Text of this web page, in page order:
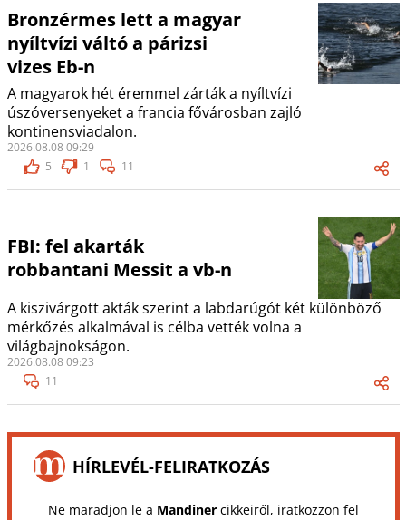
Bronzérmes lett a magyar
nyíltvízi váltó a párizsi
vizes Eb-n
A magyarok hét éremmel zárták a nyíltvízi
úszóversenyeket a francia fővárosban zajló
kontinensviadalon.
2026.08.08 09:29
5
1 11
FBI: fel akarták
robbantani Messit a vb-n
A kiszivárgott akták szerint a labdarúgót két különböző
mérkőzés alkalmával is célba vették volna a
világbajnokságon.
2026.08.08 09:23
11
HÍRLEVÉL-FELIRATKOZÁS
Ne maradjon le a Mandinercikkeiről, iratkozzon fel